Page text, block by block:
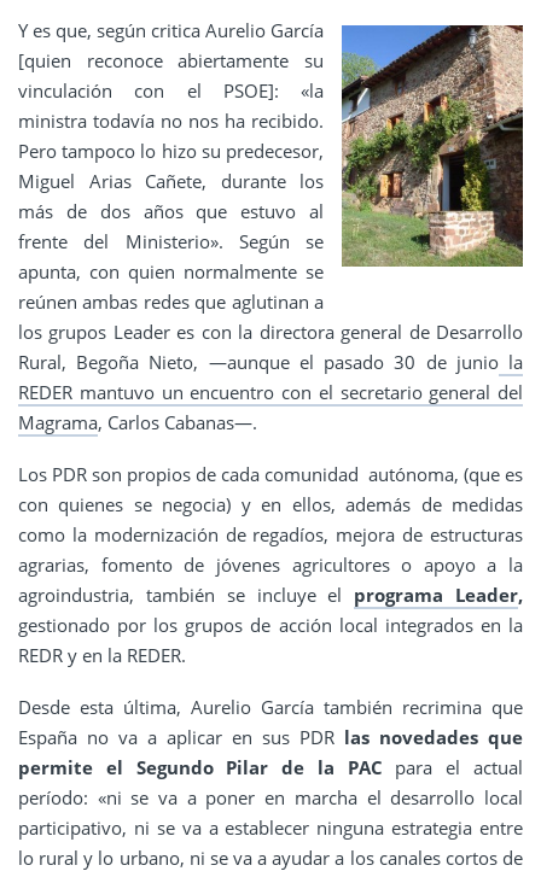
Y es que, según critica Aurelio García
[quien reconoce abiertamente su
vinculación con el PSOE]: «la
ministra todavía no nos ha recibido.
Pero tampoco lo hizo su predecesor,
Miguel Arias Cañete, durante los
más de dos años que estuvo al
frente del Ministerio». Según se
apunta, con quien normalmente se
reúnen ambas redes que aglutinan a
los grupos Leader es con la directora general de Desarrollo
Rural, Begoña Nieto, —aunque el pasado 30 de juniola
REDER mantuvo un encuentro con el secretario general del
Magrama, Carlos Cabanas—.
Los PDR son propios de cada comunidad autónoma, (que es
con quienes se negocia) y en ellos, además de medidas
como la modernización de regadíos, mejora de estructuras
agrarias, fomento de jóvenes agricultores o apoyo a la
agroindustria, también se incluye el programa Leader,
gestionado por los grupos de acción local integrados en la
REDR y en la REDER.
Desde esta última, Aurelio García también recrimina que
España no va a aplicar en sus PDR las novedades que
permite el Segundo Pilar de la PAC para el actual
período: «ni se va a poner en marcha el desarrollo local
participativo, ni se va a establecer ninguna estrategia entre
lo rural y lo urbano, ni se va a ayudar a los canales cortos de